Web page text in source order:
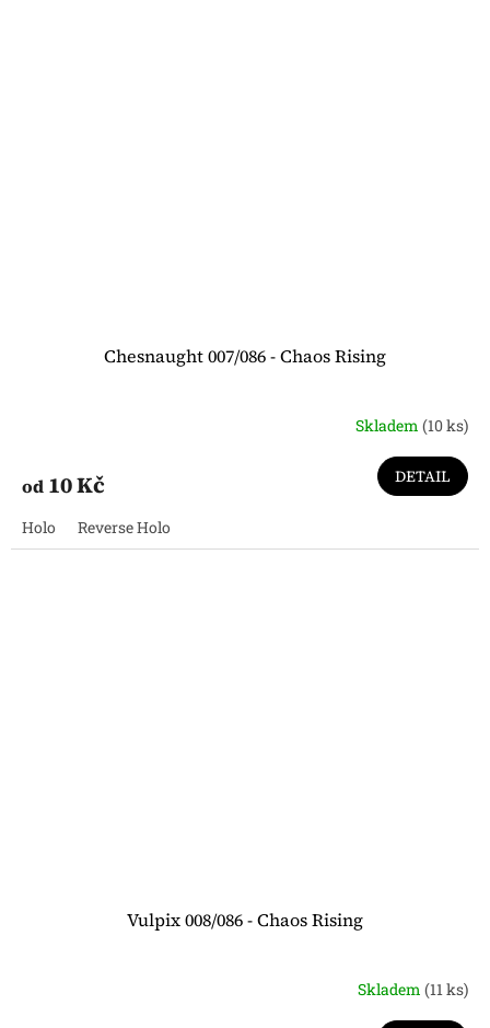
Chesnaught 007/086 - Chaos Rising
Skladem (10 ks)
od 10 Kč DETAIL
Holo Reverse Holo
Vulpix 008/086 - Chaos Rising
Skladem (11 ks)